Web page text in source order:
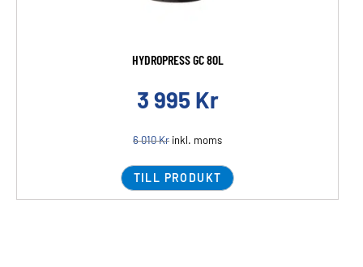
HYDROPRESS GC 80L
3 995 Kr
6 010Kr inkl. moms
TILL PRODUKT